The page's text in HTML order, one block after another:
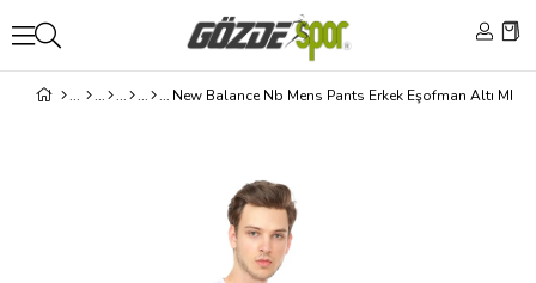
New Balance Nb Mens Pants Erkek Eşofman Altı